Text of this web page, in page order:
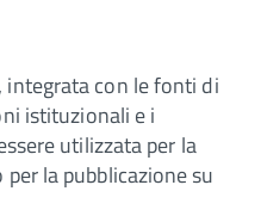
integrata con le fonti di
istituzionali e i
utilizzata per la
la pubblicazione su